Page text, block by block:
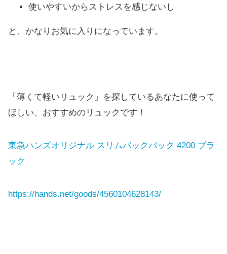
使いやすいからストレスを感じないし
と、かなりお気に入りになっています。
「薄くて軽いリュック」を探しているあなたに使って
ほしい、おすすめのリュックです！
東急ハンズオリジナル スリムバックパック 4200 ブラ
ック
https://hands.net/goods/4560104628143/